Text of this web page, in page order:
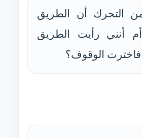
التحرك أن الطريق
أنني رأيت الطريق
الوقوف؟